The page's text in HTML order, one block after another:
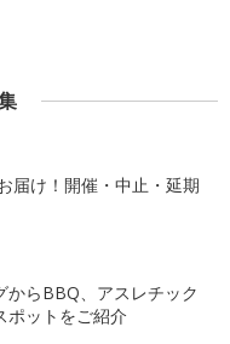
届け！開催・中止・延期
からBBQ、アスレチック
ポットをご紹介